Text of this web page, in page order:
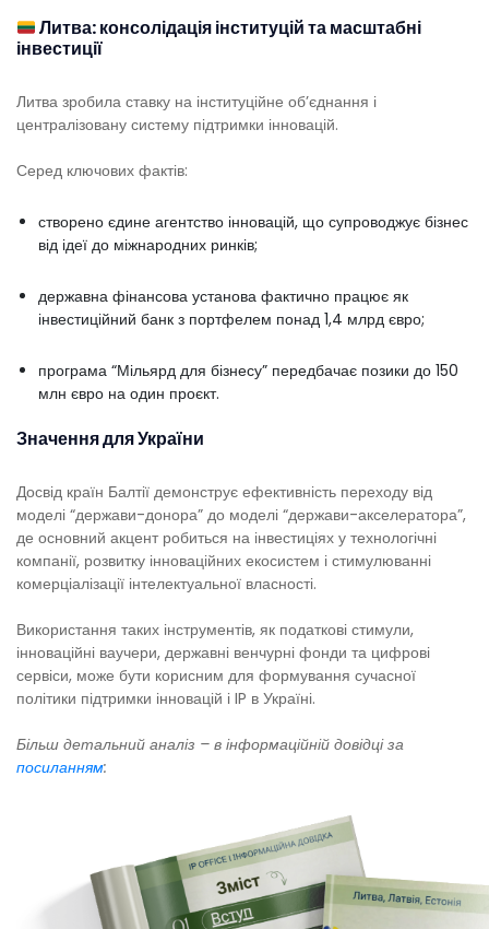
Литва: консолідація інституцій та масштабні
інвестиції
Литва зробила ставку на інституційне об’єднання і
централізовану систему підтримки інновацій.
Серед ключових фактів:
створено єдине агентство інновацій, що супроводжує бізнес
від ідеї до міжнародних ринків;
державна фінансова установа фактично працює як
інвестиційний банк з портфелем понад 1,4 млрд євро;
програма “Мільярд для бізнесу” передбачає позики до 150
млн євро на один проєкт.
Значення для України
Досвід країн Балтії демонструє ефективність переходу від
моделі “держави-донора” до моделі “держави-акселератора”,
де основний акцент робиться на інвестиціях у технологічні
компанії, розвитку інноваційних екосистем і стимулюванні
комерціалізації інтелектуальної власності.
Використання таких інструментів, як податкові стимули,
інноваційні ваучери, державні венчурні фонди та цифрові
сервіси, може бути корисним для формування сучасної
політики підтримки інновацій і IP в Україні.
Більш детальний аналіз – в інформаційній довідці за
посиланням: